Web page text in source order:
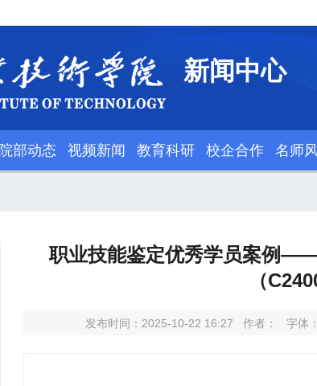
新闻中心
院部动态 视频新闻 教育科研 校企合作 名师
职业技能鉴定优秀学员案例
（
发布时间：2025-10-22 16:27 作者： 字体：